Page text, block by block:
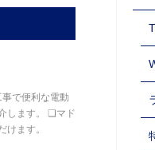
で便利な電動
します。 ❏マド
けます。